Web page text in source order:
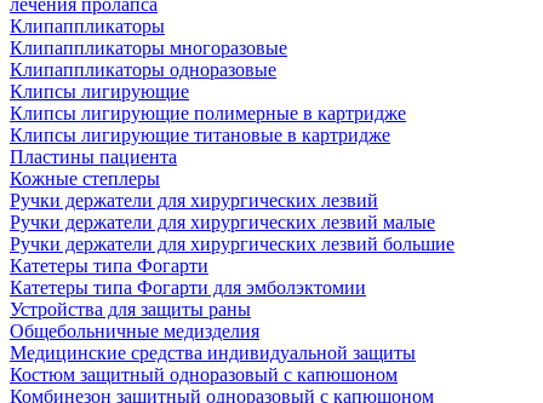
лечения пролапса
Клипаппликаторы
Клипаппликаторы многоразовые
Клипаппликаторы одноразовые
Клипсы лигирующие
Клипсы лигирующие полимерные в картридже
Клипсы лигирующие титановые в картридже
Пластины пациента
Кожные степлеры
Ручки держатели для хирургических лезвий
Ручки держатели для хирургических лезвий малые
Ручки держатели для хирургических лезвий большие
Катетеры типа Фогарти
Катетеры типа Фогарти для эмболэктомии
Устройства для защиты раны
Общебольничные медизделия
Медицинские средства индивидуальной защиты
Костюм защитный одноразовый с капюшоном
Комбинезон защитный одноразовый с капюшоном